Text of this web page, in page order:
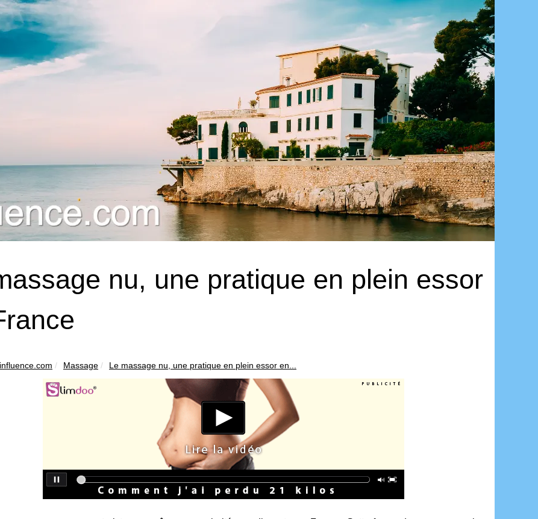
nu, une pratique en plein essor
Massage Le massage nu, une pratique en plein essor en...